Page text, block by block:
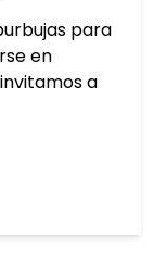
para
en
a